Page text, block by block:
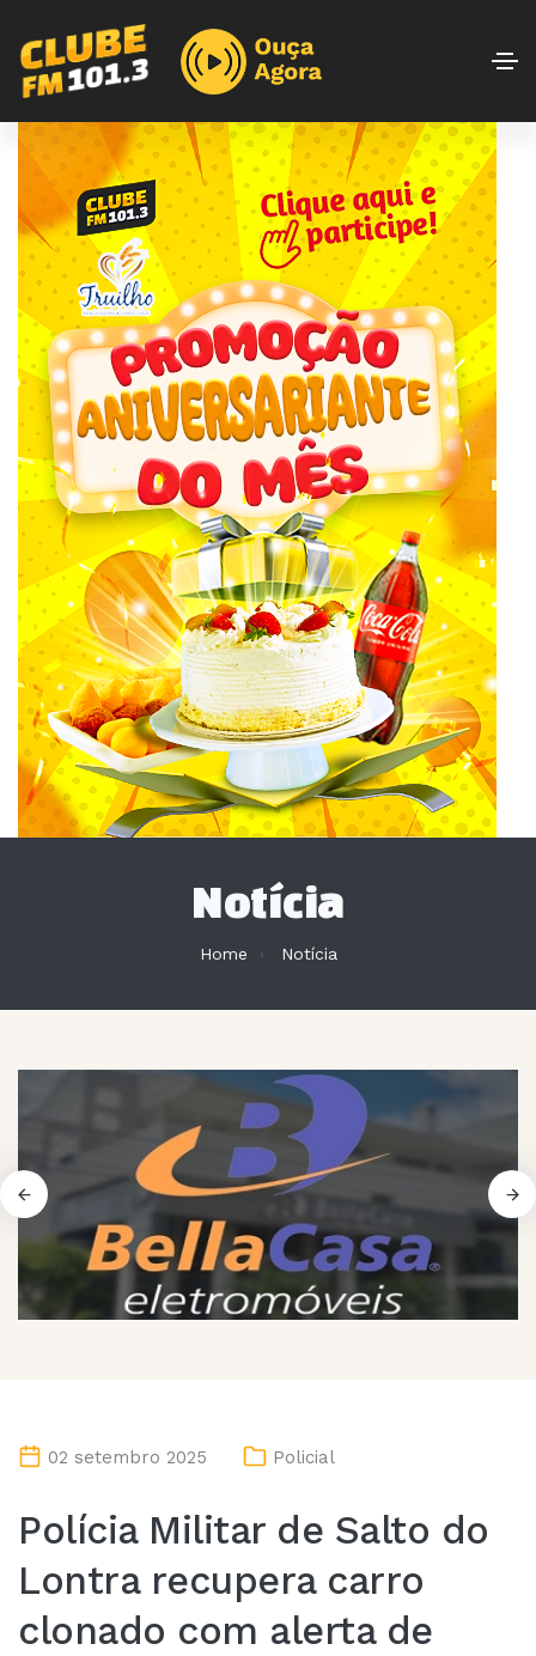
Notícia
Home Notícia
02 setembro 2025 Policial
Polícia Militar de Salto do
Lontra recupera carro
clonado com alerta de